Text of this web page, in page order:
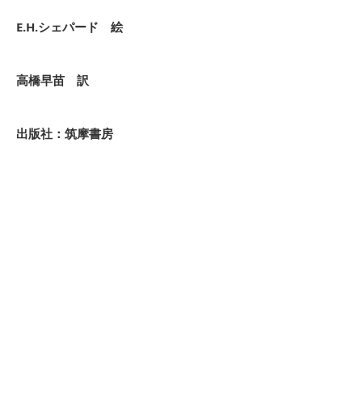
E.H.シェパード 絵
高橋早苗 訳
出版社：筑摩書房